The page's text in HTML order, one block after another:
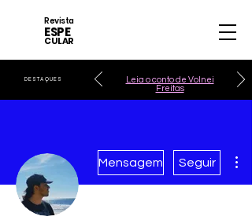
Revista
ESPE
CULAR
DESTAQUES
Leia o conto de Volnei
Freitas
Mensagem Seguir